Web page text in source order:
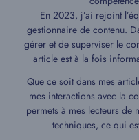
En 2023, j’ai rejoint
gestionnaire de contenu.
gérer et de superviser le
article est à la fois
Que ce soit dans mes
mes interactions avec la
permets à mes lecteurs
techniques, ce qui